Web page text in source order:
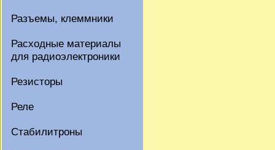
Разъемы, клеммники
Расходные материалы
для радиоэлектроники
Резисторы
Реле
Стабилитроны